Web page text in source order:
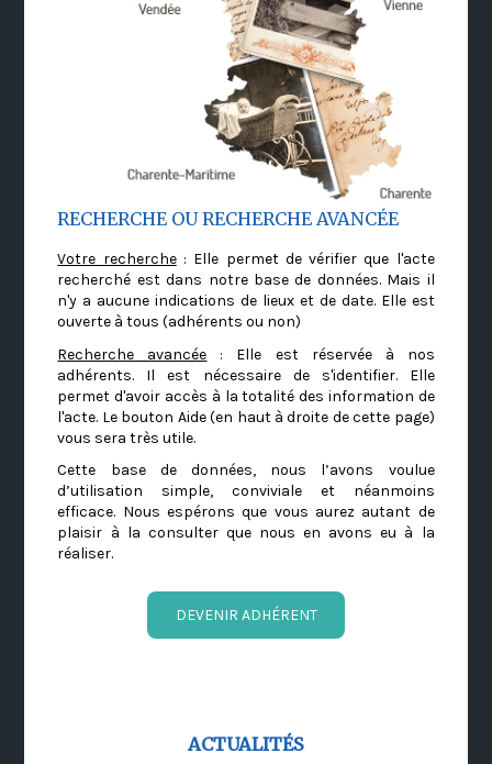
RECHERCHE OU RECHERCHE AVANCÉE
Votre recherche: Elle permet de vérifier que l'acte
recherché est dans notre base de données. Mais il
n'y a aucune indications de lieux et de date. Elle est
ouverte à tous (adhérents ou non)
Recherche avancée : Elle est réservée à nos
adhérents. Il est nécessaire de s'identifier. Elle
permet d'avoir accès à la totalité des information de
l'acte. Le bouton Aide (en haut à droite de cette page)
vous sera très utile.
Cette base de données, nous l’avons voulue
d’utilisation simple, conviviale et néanmoins
efficace. Nous espérons que vous aurez autant de
plaisir à la consulter que nous en avons eu à la
réaliser.
DEVENIR ADHÉRENT
ACTUALITÉS